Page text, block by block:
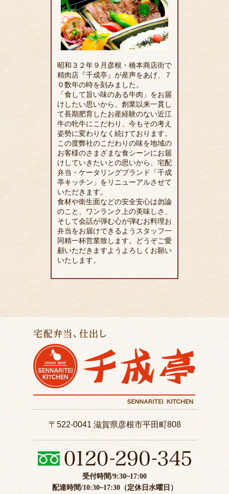
昭和３２年９月彦根・橋本商店街で
精肉店『千成亭』が産声をあげ、７
０数年の時を刻みました。
「食して旨い味のある牛肉」をお届
けしたい思いから、創業以来一貫し
て長期肥育したお産経験のない近江
牛の牝牛にこだわり、今もその考え
姿勢に変わりなく続けております。
この度弊社のこだわりの味を地域の
お客様のさまざまな食シーンにお届
けしていきたいとの思いから、宅配
弁当・ケータリングブランド「千成
亭キッチン」をリニューアルさせて
いただきます。
食材や衛生面などの安全安心は勿論
のこと、ワンランク上の美味しさ、
そして会話が弾む心が弾むお料理お
弁当をお届けできるようスタッフ一
同精一杯営業致します。どうぞご愛
顧いただきますようよろしくお願い
いたします。
〒522-0041 滋賀県彦根市平田町808
受付時間/9:30~17:00
配達時間/10:30~17:30（定休日水曜日）